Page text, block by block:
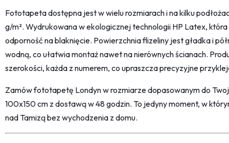
Fototapeta dostępna jest w wielu rozmiarach i na kilku
g/m². Wydrukowana w ekologicznej technologii HP Latex,
odporność na blaknięcie. Powierzchnia flizeliny jest gładka i
wodną, co ułatwia montaż nawet na nierównych ścianach.
szerokości, każda z numerem, co upraszcza precyzyjne
Zamów fototapetę Londyn w rozmiarze dopasowanym do
100x150 cm z dostawą w 48 godzin. To jedyny moment, w
nad Tamizą bez wychodzenia z domu.